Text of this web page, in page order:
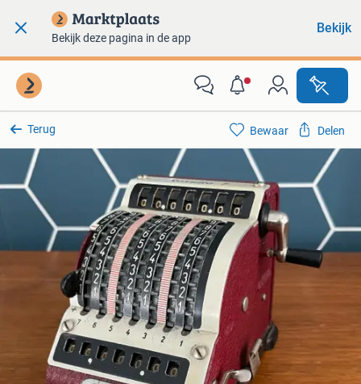
Bekijk deze pagina in de app
Bekijk
Terug Bewaar Delen